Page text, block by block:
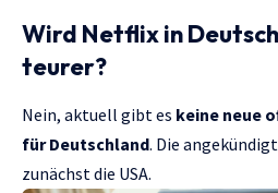
Wird Netflix in
teurer?
Nein, aktuell gibt es keine neue
für Deutschland. Die
zunächst die USA.